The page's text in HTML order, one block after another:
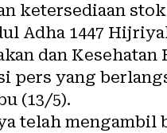
ketersediaan
Adha 1447
dan Kesehatan
pers yang
(13/5).
telah